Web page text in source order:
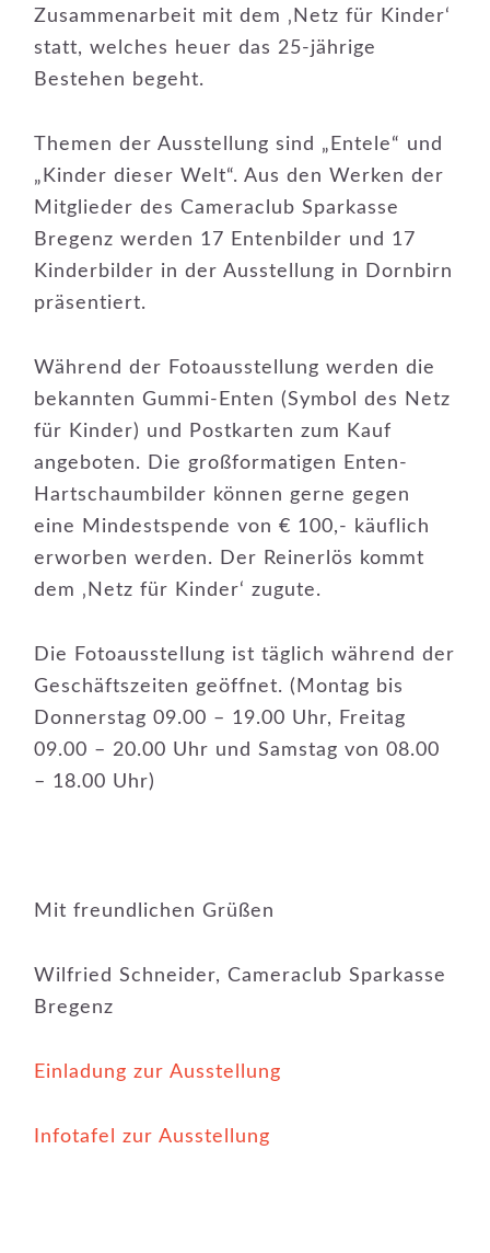
Zusammenarbeit mit dem ‚Netz für Kinder‘
statt, welches heuer das 25-jährige
Bestehen begeht.
Themen der Ausstellung sind „Entele“ und
„Kinder dieser Welt“. Aus den Werken der
Mitglieder des Cameraclub Sparkasse
Bregenz werden 17 Entenbilder und 17
Kinderbilder in der Ausstellung in Dornbirn
präsentiert.
Während der Fotoausstellung werden die
bekannten Gummi-Enten (Symbol des Netz
für Kinder) und Postkarten zum Kauf
angeboten. Die großformatigen Enten-
Hartschaumbilder können gerne gegen
eine Mindestspende von € 100,- käuflich
erworben werden. Der Reinerlös kommt
dem ‚Netz für Kinder‘ zugute.
Die Fotoausstellung ist täglich während der
Geschäftszeiten geöffnet. (Montag bis
Donnerstag 09.00 – 19.00 Uhr, Freitag
09.00 – 20.00 Uhr und Samstag von 08.00
– 18.00 Uhr)
Mit freundlichen Grüßen
Wilfried Schneider, Cameraclub Sparkasse
Bregenz
Einladung zur Ausstellung
Infotafel zur Ausstellung